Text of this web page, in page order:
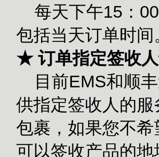
每天下午15：00
包括当天订单时间
★ 订单指定签收
目前EMS和顺丰
供指定签收人的
包裹，如果您不
可以签收产品的